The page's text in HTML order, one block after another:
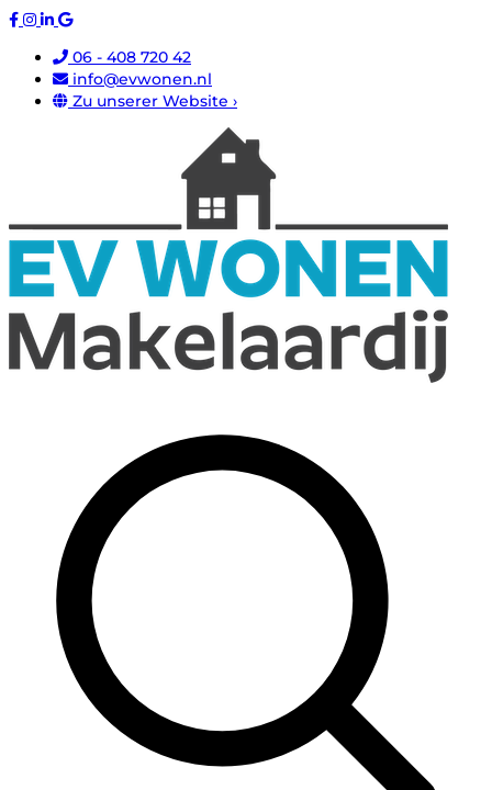
06 - 408 720 42
info@evwonen.nl
Zu unserer Website ›